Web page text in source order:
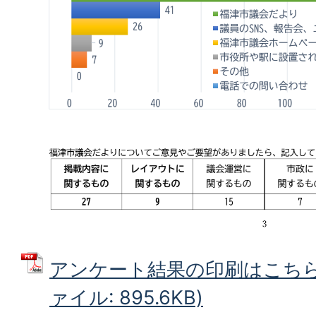
アンケート結果の印刷はこち
ァイル: 895.6KB)